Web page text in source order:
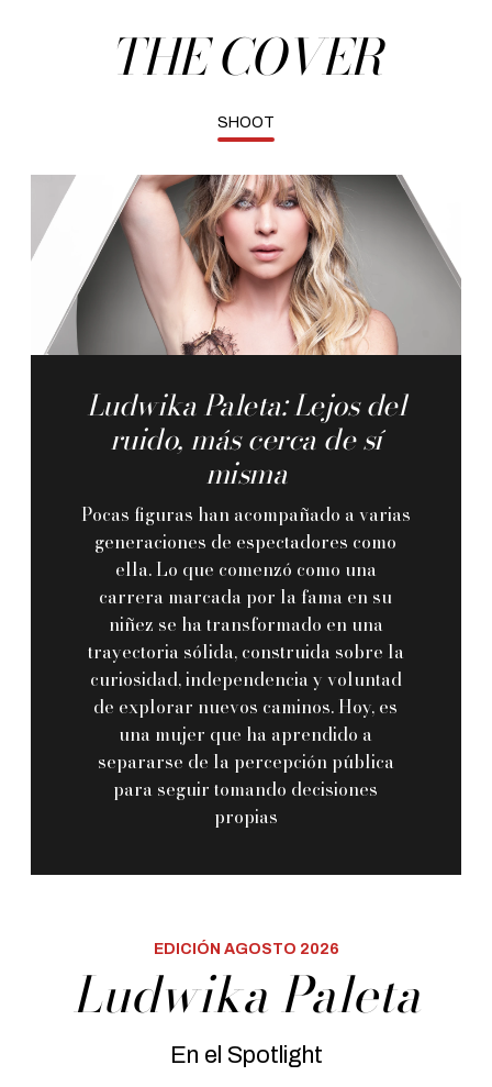
THE COVER
SHOOT
Ludwika Paleta: Lejos del
ruido, más cerca de sí
misma
Pocas figuras han acompañado a varias
generaciones de espectadores como
ella. Lo que comenzó como una
carrera marcada por la fama en su
niñez se ha transformado en una
trayectoria sólida, construida sobre la
curiosidad, independencia y voluntad
de explorar nuevos caminos. Hoy, es
una mujer que ha aprendido a
separarse de la percepción pública
para seguir tomando decisiones
propias
EDICIÓN AGOSTO 2026
Ludwika Paleta
En el Spotlight